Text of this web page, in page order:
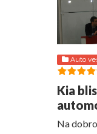
Auto
Kia
Na